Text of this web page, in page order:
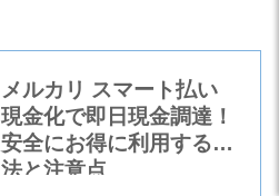
メルカリ スマート払い
現金化で即日現金調達！
安全にお得に利用する方
法と注意点